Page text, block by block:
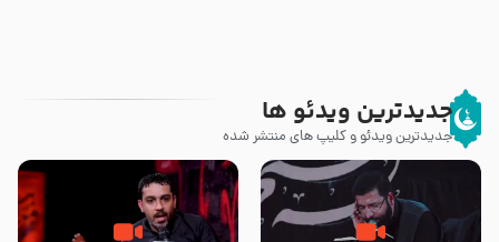
جدیدترین ویدئو ها
جدیدترین ویدئو و کلیپ های منتشر شده